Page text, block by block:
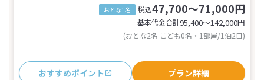
おとな1名 税込47,700～71,000円
基本代金合計95,400〜142,000円
(おとな2名 こども0名・1部屋/1泊2日)
おすすめポイント プラン詳細